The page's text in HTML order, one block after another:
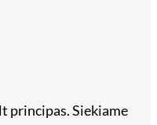
principas. Siekiame